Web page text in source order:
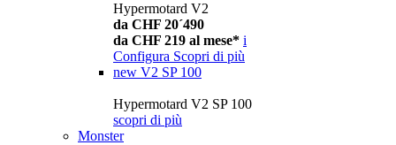
Hypermotard V2
da CHF 20´490
da CHF 219 al mese* i
Configura Scopri di più
new V2 SP 100
Hypermotard V2 SP 100
scopri di più
Monster